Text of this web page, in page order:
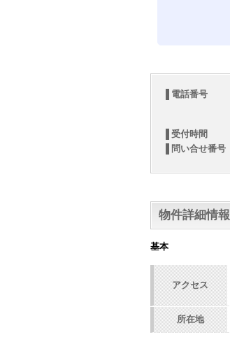
電話番号
受付時間
問い合せ番号
物件詳細情報
基本
アクセス
所在地